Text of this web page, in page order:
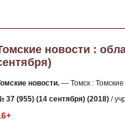
новости :
новости. — Томск :
37 (955) (14 сентября) (2018) /